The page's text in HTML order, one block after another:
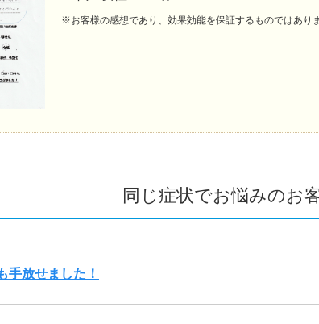
※お客様の感想であり、効果効能を保証するものではありま
同じ症状でお悩みのお
手放せました！